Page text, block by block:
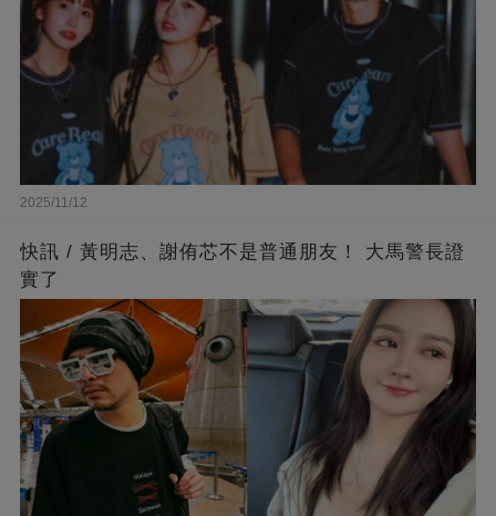
2025/11/12
快訊 / 黃明志、謝侑芯不是普通朋友！ 大馬警長證
實了